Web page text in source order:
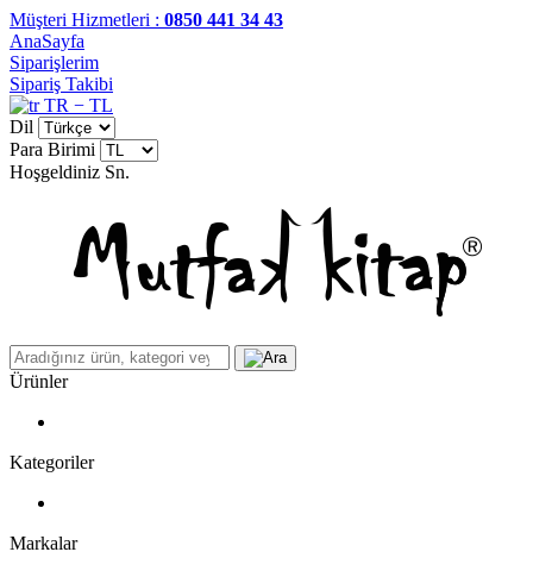
Müşteri Hizmetleri : 0850 441 34 43
AnaSayfa
Siparişlerim
Sipariş Takibi
TR − TL
Dil
Para Birimi
Hoşgeldiniz Sn.
Ürünler
Kategoriler
Markalar